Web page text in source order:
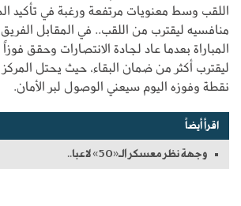
اللقب وسط معنويات مرتفعة ورغبة في تأكيد
منافسيه ليقترب من اللقب.. في المقابل
نقطة وفوزه اليوم سيعني الوصول لبر الأمان.
اقرأ أيضاً
وجهة نظر معسكر الـ«50» لاعبا..